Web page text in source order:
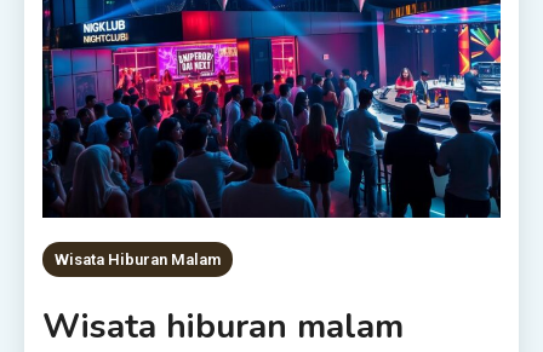
Wisata Hiburan Malam
Wisata hiburan malam